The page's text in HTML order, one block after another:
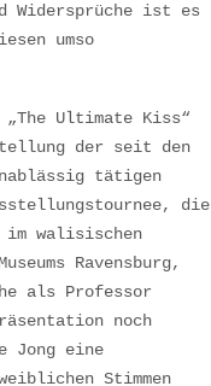
Widersprüche ist es
umso
„The Ultimate Kiss“
der seit den
tätigen
die
im walisischen
Ravensburg,
als Professor
noch
Jong eine
Stimmen